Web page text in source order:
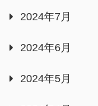
2024年7月
2024年6月
2024年5月